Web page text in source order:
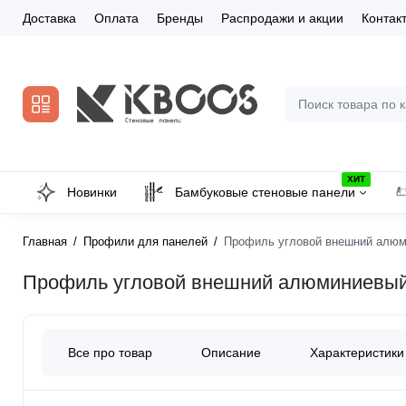
Доставка Оплата Бренды Распродажи и акции
Новинки
ХИТ
Бамбуковые стеновые панели
Главная Профили для панелей Профиль угловой внешний
Профиль угловой внешний
Все про товар Описание Характеристики